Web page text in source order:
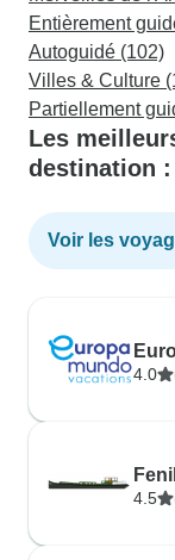
Entièrement
Autoguidé (102)
Villes & Culture
Partiellement
Les
destination :
Voir les
4.0
4.5